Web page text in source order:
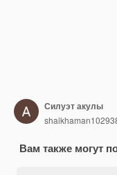
Силуэт акулы
Вам также могут